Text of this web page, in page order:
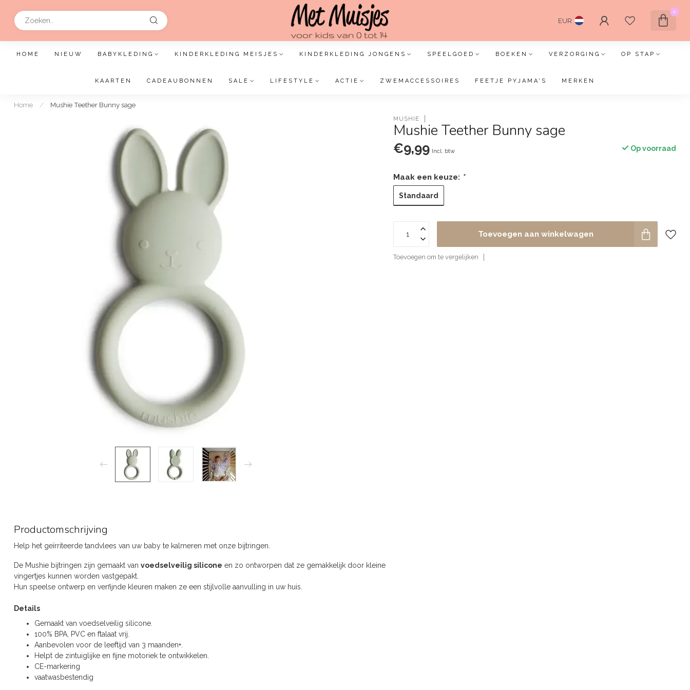
EUR
0
HOME NIEUW BABYKLEDING KINDERKLEDING MEISJES KINDERKLEDING JONGENS SPEELGOED BOEKEN VERZORGING OP STAP
KAARTEN CADEAUBONNEN SALE LIFESTYLE ACTIE ZWEMACCESSOIRES FEETJE PYJAMA'S MERKEN
Home / Mushie Teether Bunny sage
MUSHIE
Mushie Teether Bunny sage
€9,99 Incl. btw Op voorraad
Maak een keuze: *
Standaard
Toevoegen aan winkelwagen
Toevoegen om te vergelijken
Productomschrijving
Help het geïrriteerde tandvlees van uw baby te kalmeren met onze bijtringen.
De Mushie bijtringen zijn gemaakt van voedselveilig silicone en zo ontworpen dat ze gemakkelijk door kleine
vingertjes kunnen worden vastgepakt.
Hun speelse ontwerp en verfijnde kleuren maken ze een stijlvolle aanvulling in uw huis.
Details
Gemaakt van voedselveilig silicone.
100% BPA, PVC en ftalaat vrij.
Aanbevolen voor de leeftijd van 3 maanden+.
Helpt de zintuiglijke en fijne motoriek te ontwikkelen.
CE-markering
vaatwasbestendig